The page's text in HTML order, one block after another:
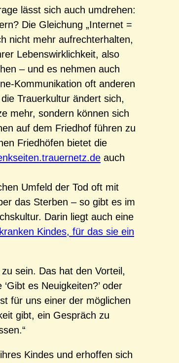
lässt sich auch umdrehen:
Die Gleichung „Internet =
nicht mehr aufrechterhalten,
Lebenswirklichkeit, also
– und es nehmen auch
Kommunikation oft anderen
Trauerkultur ändert sich,
mehr, sondern können sich
auf dem Friedhof führen zu
Friedhöfen bietet die
auch
Umfeld der Tod oft mit
das Sterben – so gibt es im
Darin liegt auch eine
Kindes, für das sie ein
sein. Das hat den Vorteil,
es Neuigkeiten?’ oder
für uns einer der möglichen
gibt, ein Gespräch zu
Kindes und erhoffen sich